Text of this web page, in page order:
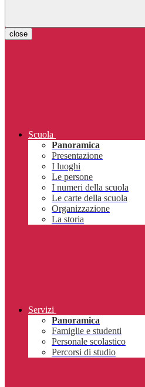
close
Scuola
Panoramica
Presentazione
I luoghi
Le persone
I numeri della scuola
Le carte della scuola
Organizzazione
La storia
Servizi
Panoramica
Famiglie e studenti
Personale scolastico
Percorsi di studio